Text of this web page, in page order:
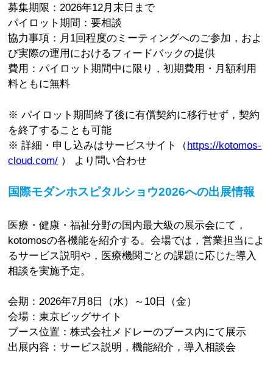
募集期限：2026年12月末日まで
パイロット期間：要相談
協力事項：月1回程度のミーティングへのご参加，およ
び実際の運用におけるフィードバックの提供
費用：パイロット期間中に限り，初期費用・月額利用
料ともに無料
※ パイロット期間終了後に有償契約に移行せず，契約
を終了することも可能
※ 詳細・申し込みはサービスサイト（https://kotomos-
cloud.com/ ） より問い合わせ
国際モダンホスピタルショウ2026への出展情報
医療・健康・福祉分野の国内最大級の展示会にて，
kotomosの各機能を紹介する。会場では，営業担当によ
るサービス説明や，医療機関ごとの課題に応じた導入
相談を実施予定。
会期：2026年7月8日（水）～10日（金）
会場：東京ビッグサイト
ブース位置：株式会社メドレーのブース内にて展示
出展内容：サービス説明，機能紹介，導入相談会